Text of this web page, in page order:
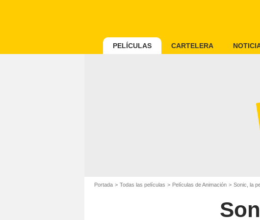
PELÍCULAS CARTELERA
Portada Todas las películas Películas de Animación Sonic, la